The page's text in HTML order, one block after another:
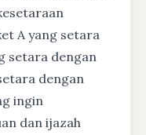
A yang setara
setara dengan
dengan
ingin
dan ijazah